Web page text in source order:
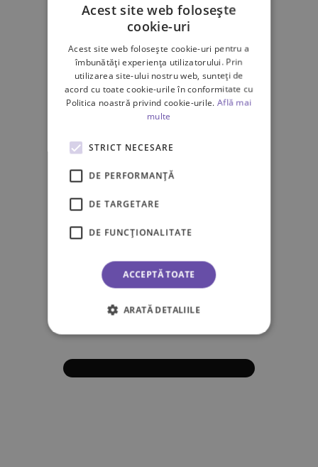
Acest site web folosește
cookie-uri
Acest site web folosește cookie-uri pentru a
îmbunătăți experiența utilizatorului. Prin
utilizarea site-ului nostru web, sunteți de
acord cu toate cookie-urile în conformitate cu
Politica noastră privind cookie-urile.Află mai
multe
STRICT NECESARE
DE PERFORMANȚĂ
DE TARGETARE
DE FUNCŢIONALITATE
ACCEPTĂ TOATE
ARATĂ DETALIILE